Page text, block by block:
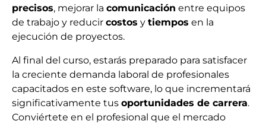
precisos, mejorar la comunicación entre equipos
de trabajo y reducir costos y tiempos en la
ejecución de proyectos.
Al final del curso, estarás preparado para satisfacer
la creciente demanda laboral de profesionales
capacitados en este software, lo que incrementará
significativamente tus oportunidades de carrera.
Conviértete en el profesional que el mercado